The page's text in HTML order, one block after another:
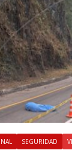
SEGURIDAD